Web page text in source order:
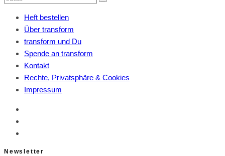
Heft bestellen
Über transform
transform und Du
Spende an transform
Kontakt
Rechte, Privatsphäre & Cookies
Impressum
Newsletter